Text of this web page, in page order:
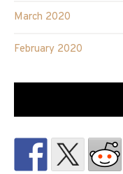
March 2020
February 2020